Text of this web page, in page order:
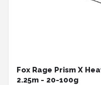
Fox Rage Prism X
2.25m - 20-100g